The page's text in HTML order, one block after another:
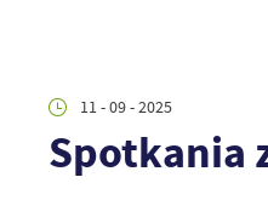
11 - 09 - 2025
Spotkania